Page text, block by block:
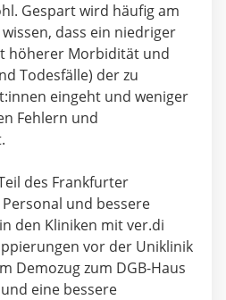
Gespart wird häufig am
dass ein niedriger
höherer Morbidität und
Todesfälle) der zu
eingeht und weniger
Fehlern und
des Frankfurter
und bessere
den Kliniken mit ver.di
vor der Uniklinik
Demozug zum DGB-Haus
eine bessere